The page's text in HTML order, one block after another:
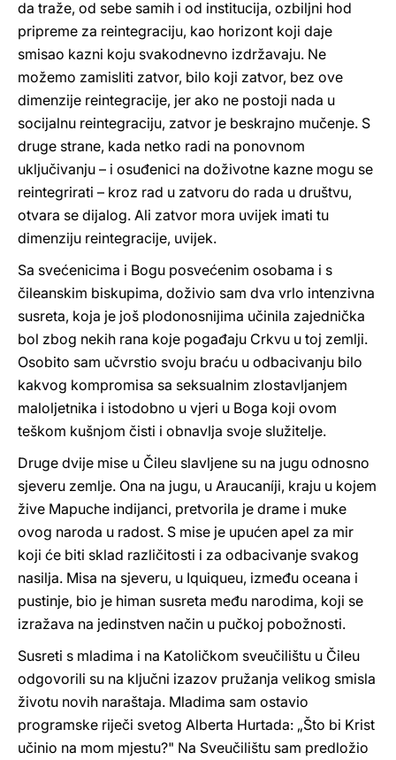
da traže, od sebe samih i od institucija, ozbiljni hod
pripreme za reintegraciju, kao horizont koji daje
smisao kazni koju svakodnevno izdržavaju. Ne
možemo zamisliti zatvor, bilo koji zatvor, bez ove
dimenzije reintegracije, jer ako ne postoji nada u
socijalnu reintegraciju, zatvor je beskrajno mučenje. S
druge strane, kada netko radi na ponovnom
uključivanju – i osuđenici na doživotne kazne mogu se
reintegrirati – kroz rad u zatvoru do rada u društvu,
otvara se dijalog. Ali zatvor mora uvijek imati tu
dimenziju reintegracije, uvijek.
Sa svećenicima i Bogu posvećenim osobama i s
čileanskim biskupima, doživio sam dva vrlo intenzivna
susreta, koja je još plodonosnijima učinila zajednička
bol zbog nekih rana koje pogađaju Crkvu u toj zemlji.
Osobito sam učvrstio svoju braću u odbacivanju bilo
kakvog kompromisa sa seksualnim zlostavljanjem
maloljetnika i istodobno u vjeri u Boga koji ovom
teškom kušnjom čisti i obnavlja svoje služitelje.
Druge dvije mise u Čileu slavljene su na jugu odnosno
sjeveru zemlje. Ona na jugu, u Araucaníji, kraju u kojem
žive Mapuche indijanci, pretvorila je drame i muke
ovog naroda u radost. S mise je upućen apel za mir
koji će biti sklad različitosti i za odbacivanje svakog
nasilja. Misa na sjeveru, u Iquiqueu, između oceana i
pustinje, bio je himan susreta među narodima, koji se
izražava na jedinstven način u pučkoj pobožnosti.
Susreti s mladima i na Katoličkom sveučilištu u Čileu
odgovorili su na ključni izazov pružanja velikog smisla
životu novih naraštaja. Mladima sam ostavio
programske riječi svetog Alberta Hurtada: „Što bi Krist
učinio na mom mjestu?" Na Sveučilištu sam predložio